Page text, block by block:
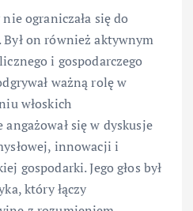
ograniczała się do
on również aktywnym
i gospodarczego
ważną rolę w
włoskich
się w dyskusje
innowacji i
gospodarki. Jego głos był
który łączy